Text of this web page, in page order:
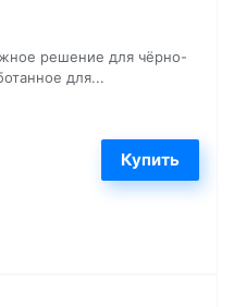
решение для чёрно-
для...